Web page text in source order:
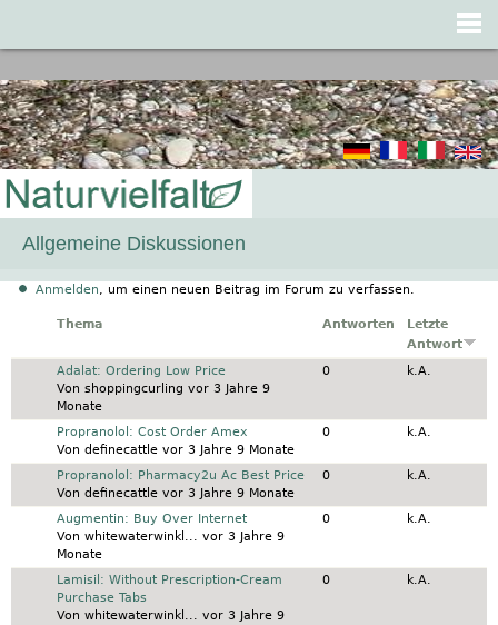
Allgemeine Diskussionen
Anmelden, um einen neuen Beitrag im Forum zu verfassen.
Thema Antworten
Letzte
Antwort
Normales Thema
Adalat: Ordering Low Price
Von shoppingcurling vor 3 Jahre 9
Monate
0 k.A.
Normales Thema
Propranolol: Cost Order Amex
Von definecattlevor 3 Jahre 9 Monate
0 k.A.
Normales Thema
Propranolol: Pharmacy2u Ac Best Price
Von definecattlevor 3 Jahre 9 Monate
0 k.A.
Normales Thema
Augmentin: Buy Over Internet
Von whitewaterwinkl... vor 3 Jahre 9
Monate
0 k.A.
Normales Thema
Lamisil: Without Prescription-Cream
Purchase Tabs
Von whitewaterwinkl... vor 3 Jahre 9
0 k.A.